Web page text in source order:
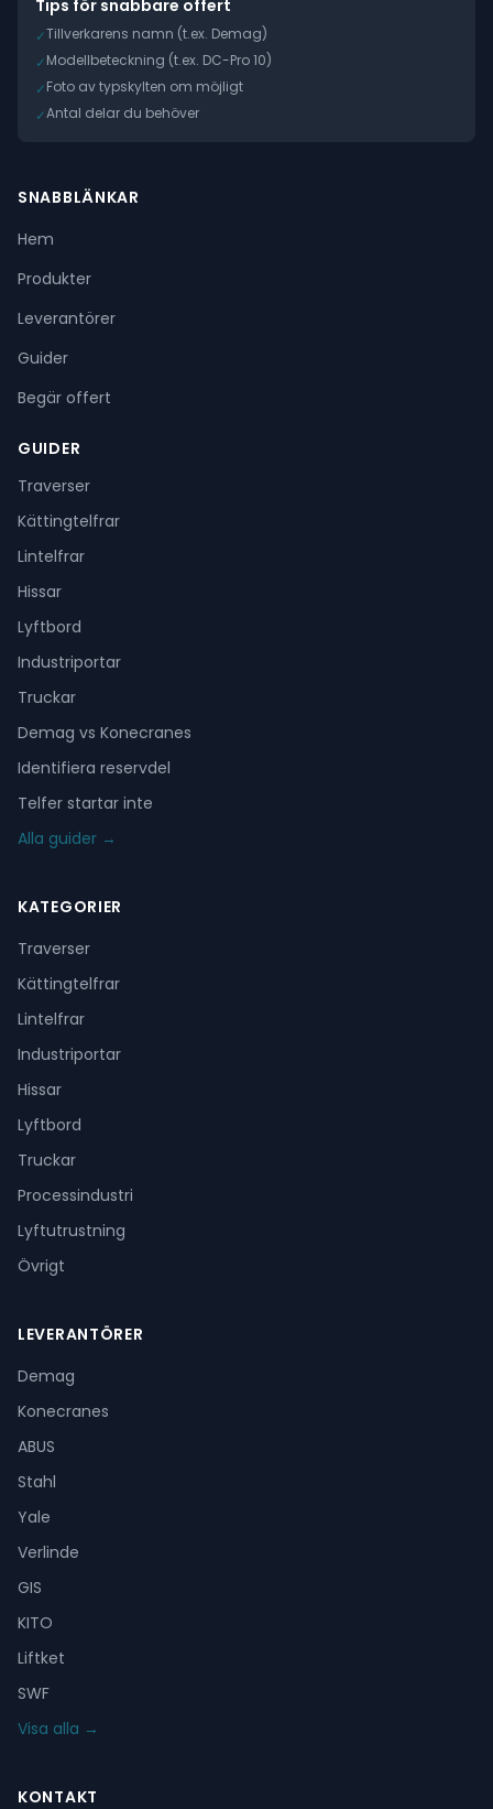
Tips för snabbare offert
✓Tillverkarens namn (t.ex. Demag)
✓Modellbeteckning (t.ex. DC-Pro 10)
✓Foto av typskylten om möjligt
✓Antal delar du behöver
SNABBLÄNKAR
Hem
Produkter
Leverantörer
Guider
Begär offert
GUIDER
Traverser
Kättingtelfrar
Lintelfrar
Hissar
Lyftbord
Industriportar
Truckar
Demag vs Konecranes
Identifiera reservdel
Telfer startar inte
Alla guider →
KATEGORIER
Traverser
Kättingtelfrar
Lintelfrar
Industriportar
Hissar
Lyftbord
Truckar
Processindustri
Lyftutrustning
Övrigt
LEVERANTÖRER
Demag
Konecranes
ABUS
Stahl
Yale
Verlinde
GIS
KITO
Liftket
SWF
Visa alla →
KONTAKT